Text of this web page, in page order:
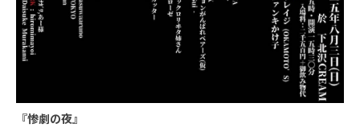
『惨劇の夜』